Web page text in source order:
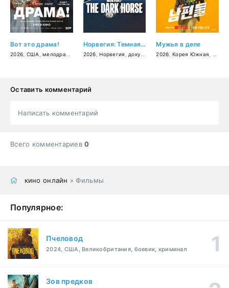
Вот это драма!
2026 США ,мелодрама комедия,драма
Норвегия: Темная лошадка
2026 ,Норвегия документальный ,спорт
Мужья в деле
2026 Корея Южная
Оставить комментарий
Написать комментарий
Всего комментариев0
кино онлайн » Фильмы
Популярное:
Пчеловод
2024, США, Великобритания, боевик, криминал
Зов предков